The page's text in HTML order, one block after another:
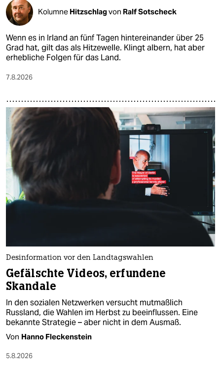
Kolumne Hitzschlagvon Ralf Sotscheck
Wenn es in Irland an fünf Tagen hintereinander über 25
Grad hat, gilt das als Hitzewelle. Klingt albern, hat aber
erhebliche Folgen für das Land.
7.8.2026
Desinformation vor den Landtagswahlen
Gefälschte Videos, erfundene
Skandale
In den sozialen Netzwerken versucht mutmaßlich
Russland, die Wahlen im Herbst zu beeinflussen. Eine
bekannte Strategie – aber nicht in dem Ausmaß.
Von Hanno Fleckenstein
5.8.2026